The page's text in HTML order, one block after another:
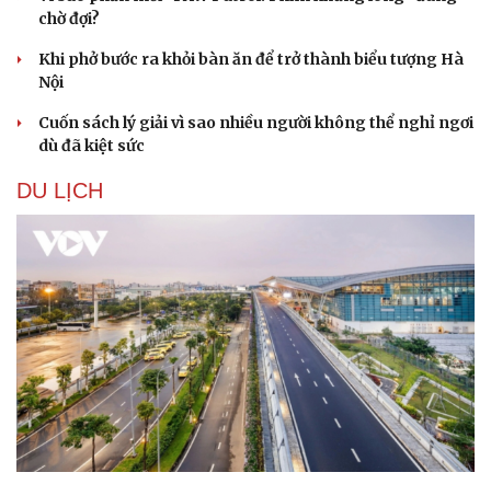
Cải chính
chờ đợi?
Khi phở bước ra khỏi bàn ăn để trở thành biểu tượng Hà
Nội
Cuốn sách lý giải vì sao nhiều người không thể nghỉ ngơi
dù đã kiệt sức
DU LỊCH